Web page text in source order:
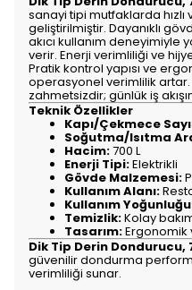
sanayi tipi mutfaklarda hızlı
geliştirilmiştir. Dayanıklı
akıcı kullanım
verir. Enerji verimliliği ve
Pratik kontrol yapısı ve
operasyonel verimlilik
zahmetsizdir; günlük iş
Teknik Özellikler
Kapı/Çekmece
Soğutma/Isıtma
Hacim:700 L
Enerji Tipi:Elektrikli
Gövde Malzemesi:
Kullanım Alanı:
Kullanım
Temizlik:Kolay
Tasarım:Ergonomik
Dik Tip Derin Dondurucu,
güvenilir dondurma
verimliliği sunar.